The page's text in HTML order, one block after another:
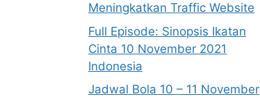
Meningkatkan Traffic Website
Full Episode: Sinopsis Ikatan
Cinta 10 November 2021
Indonesia
Jadwal Bola 10 – 11 November